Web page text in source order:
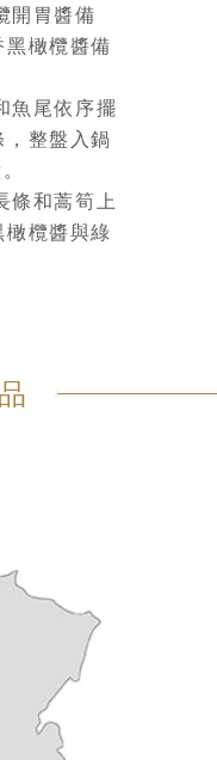
開胃醬備
橄欖醬備
魚尾依序擺
整盤入鍋
條和蒿筍上
欖醬與綠